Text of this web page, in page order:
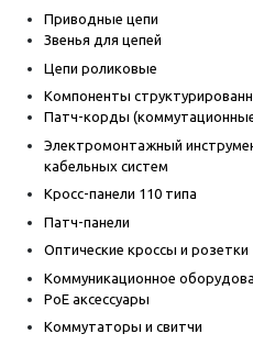
Приводные цепи
Звенья для цепей
Цепи роликовые
Компоненты
Патч-корды
Электромонтажный
кабельных систем
Кросс-панели 110 типа
Патч-панели
Оптические кроссы и розетки
Коммуникационное
PoE аксессуары
Коммутаторы и свитчи